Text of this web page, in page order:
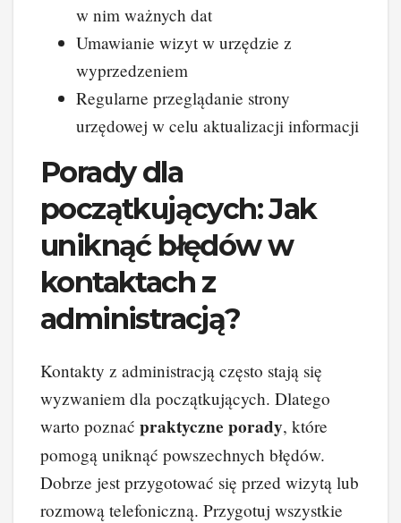
w nim ważnych dat
Umawianie wizyt w urzędzie z
wyprzedzeniem
Regularne przeglądanie strony
urzędowej w celu aktualizacji informacji
Porady dla
początkujących: Jak
uniknąć błędów w
kontaktach z
administracją?
Kontakty z administracją często stają się
wyzwaniem dla początkujących. Dlatego
warto poznać praktyczne porady, które
pomogą uniknąć powszechnych błędów.
Dobrze jest przygotować się przed wizytą lub
rozmową telefoniczną. Przygotuj wszystkie